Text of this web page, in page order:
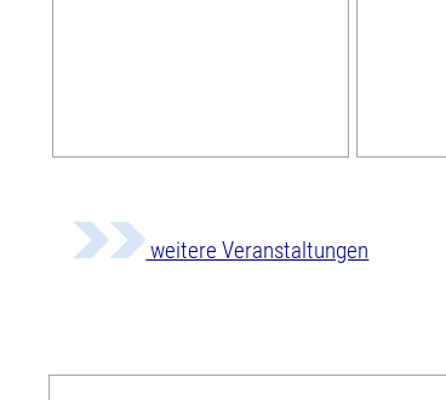
weitere Veranstaltungen